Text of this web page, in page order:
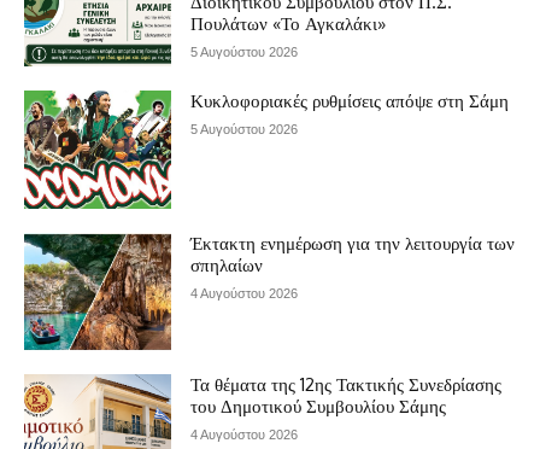
Πουλάτων «Το Αγκαλάκι»
5 Αυγούστου 2026
Κυκλοφοριακές ρυθμίσεις απόψε στη Σάμη
5 Αυγούστου 2026
Έκτακτη ενημέρωση για την λειτουργία των
σπηλαίων
4 Αυγούστου 2026
Τα θέματα της 12ης Τακτικής Συνεδρίασης
του Δημοτικού Συμβουλίου Σάμης
4 Αυγούστου 2026